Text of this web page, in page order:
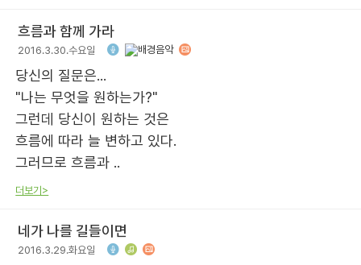
흐름과 함께 가라
2016.3.30.수요일
당신의 질문은...
"나는 무엇을 원하는가?"
그런데 당신이 원하는 것은
흐름에 따라 늘 변하고 있다.
그러므로 흐름과 ..
더보기>
네가 나를 길들이면
2016.3.29.화요일